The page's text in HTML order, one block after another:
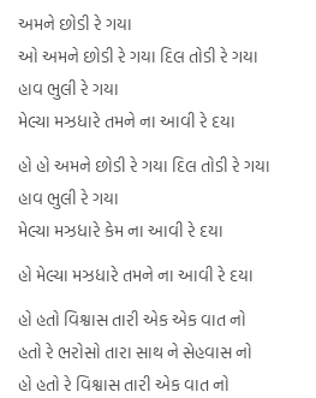
અમને છોડી રે ગયા
ઓ અમને છોડી રે ગયા દિલ તોડી રે ગયા
હાવ ભુલી રે ગયા
મેલ્યા મઝધારે તમને ના આવી રે દયા
હો હો અમને છોડી રે ગયા દિલ તોડી રે ગયા
હાવ ભુલી રે ગયા
મેલ્યા મઝધારે કેમ ના આવી રે દયા
હો મેલ્યા મઝધારે તમને ના આવી રે દયા
હો હતો વિશ્વાસ તારી એક એક વાત નો
હતો રે ભરોસો તારા સાથ ને સેહવાસ નો
હો હતો રે વિશ્વાસ તારી એક વાત નો